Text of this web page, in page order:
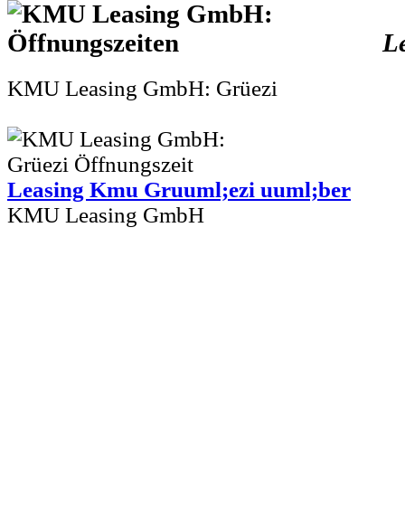
KMU Leasing GmbH: Grüezi
Leasing Kmu Gruuml;ezi uuml;ber
KMU Leasing GmbH